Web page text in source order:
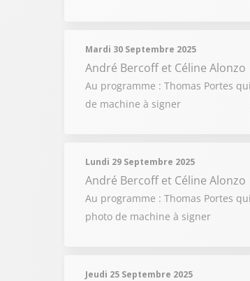
Mardi 30 Septembre 2025
André Bercoff et Céline Alonzo
Au programme : Thomas Portes
de machine à signer
Lundi 29 Septembre 2025
André Bercoff et Céline Alonzo
Au programme : Thomas Portes
photo de machine à signer
Jeudi 25 Septembre 2025